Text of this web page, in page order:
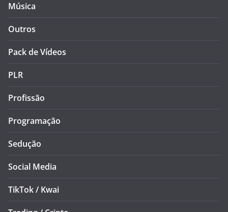
Música
Outros
Pack de Vídeos
PLR
Profissão
Programação
Sedução
Social Media
TikTok / Kwai